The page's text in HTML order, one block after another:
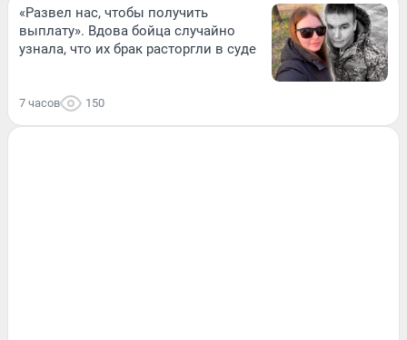
«Развел нас, чтобы получить
выплату». Вдова бойца случайно
узнала, что их брак расторгли в суде
7 часов 150